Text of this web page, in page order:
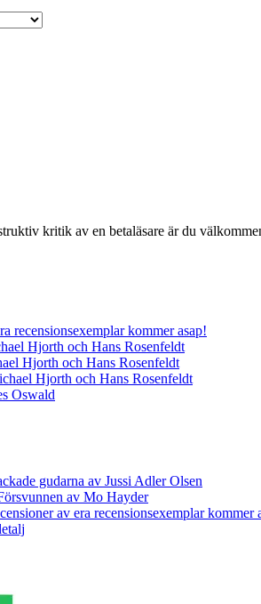
kritik av en betaläsare är du
recensionsexemplar kommer asap!
Hjorth och Hans Rosenfeldt
Hjorth och Hans Rosenfeldt
Hjorth och Hans Rosenfeldt
Oswald
gudarna av Jussi Adler Olsen
av Mo Hayder
av era recensionsexemplar kommer